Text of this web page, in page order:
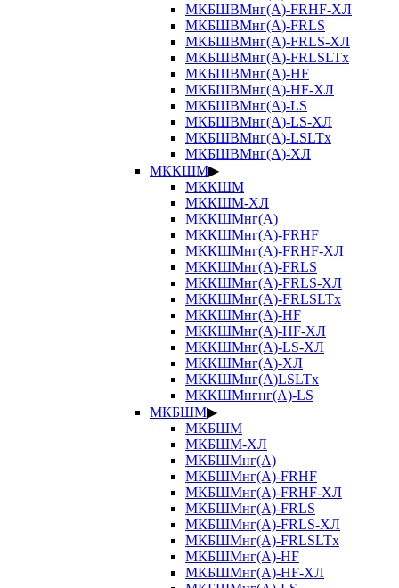
МКБШВМнг(А)-FRHF-ХЛ
МКБШВМнг(А)-FRLS
МКБШВМнг(А)-FRLS-ХЛ
МКБШВМнг(А)-FRLSLTx
МКБШВМнг(А)-HF
МКБШВМнг(А)-HF-ХЛ
МКБШВМнг(А)-LS
МКБШВМнг(А)-LS-ХЛ
МКБШВМнг(А)-LSLTx
МКБШВМнг(А)-ХЛ
МККШМ▶
МККШМ
МККШМ-ХЛ
МККШМнг(А)
МККШМнг(А)-FRHF
МККШМнг(А)-FRHF-ХЛ
МККШМнг(А)-FRLS
МККШМнг(А)-FRLS-ХЛ
МККШМнг(А)-FRLSLTx
МККШМнг(А)-HF
МККШМнг(А)-HF-ХЛ
МККШМнг(А)-LS-ХЛ
МККШМнг(А)-ХЛ
МККШМнг(А)LSLTx
МККШМнгнг(А)-LS
МКБШМ▶
МКБШМ
МКБШМ-ХЛ
МКБШМнг(А)
МКБШМнг(А)-FRHF
МКБШМнг(А)-FRHF-ХЛ
МКБШМнг(А)-FRLS
МКБШМнг(А)-FRLS-ХЛ
МКБШМнг(А)-FRLSLTx
МКБШМнг(А)-HF
МКБШМнг(А)-HF-ХЛ